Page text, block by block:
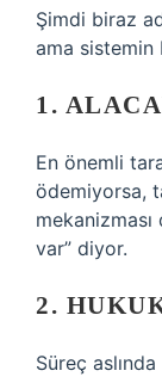
Şimdi biraz
ama sistemin
1.
En önemli
ödemiyorsa,
var” diyor.
2.
Süreç